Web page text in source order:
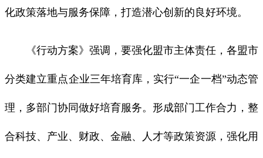
化政策落地与服务保障，打造潜心创新的良好环境。
《行动方案》强调，要强化盟市主体责任，各盟市
分类建立重点企业三年培育库，实行“一企一档”动态管
理，多部门协同做好培育服务。形成部门工作合力，整
合科技、产业、财政、金融、人才等政策资源，强化用